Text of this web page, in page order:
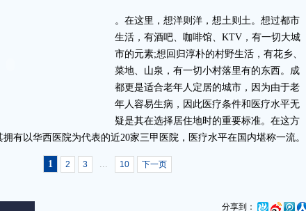
。在这里，想洋则洋，想土则土。想过都市
生活，有酒吧、咖啡馆、KTV，有一切大城
市的元素;想回归淳朴的村野生活，有花乡、
菜地、山泉，有一切小村落里有的东西。成
都更是适合老年人定居的城市，因为由于老
年人容易生病，因此医疗条件和医疗水平无
疑是其在选择居住地时的重要标准。在这方
有以华西医院为代表的近20家三甲医院，医疗水平在国内堪称一流。
1 2 3 ... 10 下一页
分享到：